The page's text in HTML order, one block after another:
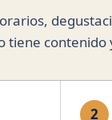
tiene
2